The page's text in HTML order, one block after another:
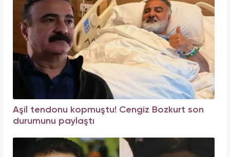
Aşil tendonu kopmuştu! Cengiz Bozkurt son
durumunu paylaştı